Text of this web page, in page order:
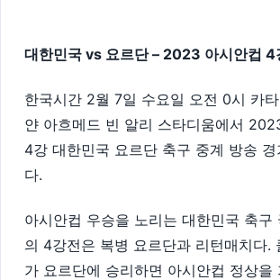
대한민국 vs 요르단 – 2023 아시안컵 4
한국시간 2월 7일 수요일 오전 0시 카
얀 아흐메드 빈 알리 스타디움에서
4강 대한민국 요르단 축구 중계 방송 경
다.
아시안컵 우승을 노리는 대한민국 축구
의 4강전은 복병 요르단과 리턴매치다.
가 요르단에 승리하면 아시안컵 정상을